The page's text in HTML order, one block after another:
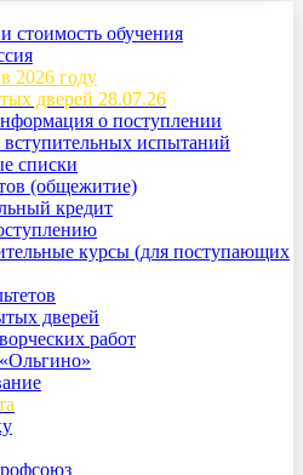
стоимость обучения
2026 году
дверей 28.07.26
о поступлении
вступительных испытаний
списки
(общежитие)
кредит
курсы (для поступающих
дверей
работ